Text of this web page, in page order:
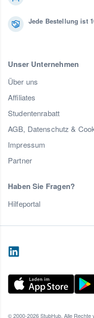
Jede Bestellung ist
Unser Unternehmen
Über uns
Affiliates
Studentenrabatt
AGB, Datenschutz &
Impressum
Partner
Haben Sie Fragen?
Hilfeportal
© 2000-2026 StubHub. Alle Rechte